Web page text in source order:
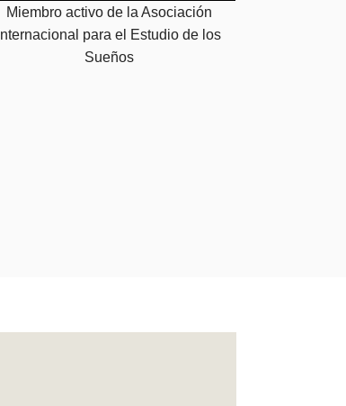
Miembro activo de la Asociación
Internacional para el Estudio de los
Sueños